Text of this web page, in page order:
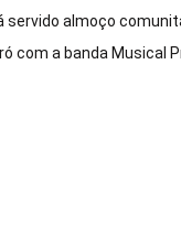
almoço
com a banda Musical